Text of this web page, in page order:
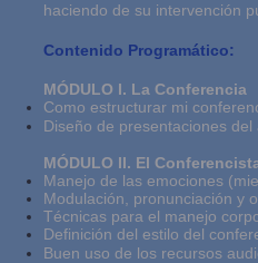
haciendo de su intervención
Contenido Programático:
MÓDULO I. La Conferencia
Como estructurar mi
Diseño de presentaciones del
MÓDULO II. El
Manejo de las emociones
Modulación, pronunciación y
Técnicas para el manejo
Definición del estilo del
Buen uso de los recursos